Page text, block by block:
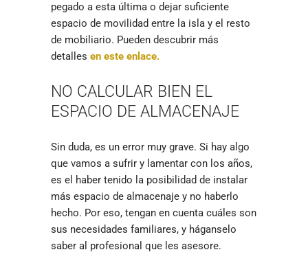
pegado a esta última o dejar suficiente
espacio de movilidad entre la isla y el resto
de mobiliario. Pueden descubrir más
detalles en este enlace.
NO CALCULAR BIEN EL
ESPACIO DE ALMACENAJE
Sin duda, es un error muy grave. Si hay algo
que vamos a sufrir y lamentar con los años,
es el haber tenido la posibilidad de instalar
más espacio de almacenaje y no haberlo
hecho. Por eso, tengan en cuenta cuáles son
sus necesidades familiares, y háganselo
saber al profesional que les asesore.